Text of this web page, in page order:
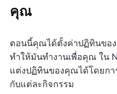
คุณ
ตอนนี้คุณได้ตั้งค่าปฏิทินของ
ทำให้มันทำงานเพื่อคุณ ใน
แต่งปฏิทินของคุณได้โดยก
กับแต่ละกิจกรรม